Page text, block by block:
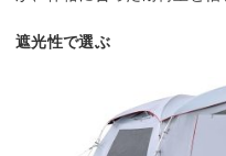
遮光性で選ぶ